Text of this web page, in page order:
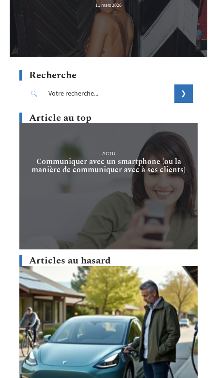
11 mars 2026
Recherche
Article au top
ACTU
Communiquer avec un smartphone (ou la
manière de communiquer avec à ses clients)
Articles au hasard